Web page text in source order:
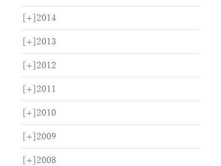
[+] 2014
[+] 2013
[+] 2012
[+] 2011
[+] 2010
[+] 2009
[+] 2008